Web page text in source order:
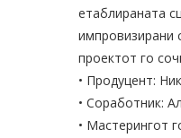
етаблираната
импровизирани
проектот го
• Продуцент:
• Соработник:
• Мастерингот